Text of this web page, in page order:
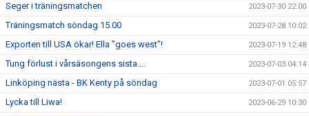
Seger i träningsmatchen 2023-07-30 22:00
Träningsmatch söndag 15.00 2023-07-28 10:02
Exporten till USA ökar! Ella ”goes west”! 2023-07-19 12:48
Tung förlust i vårsäsongens sista.... 2023-07-03 04:14
Linköping nästa - BK Kenty på söndag 2023-07-01 05:57
Lycka till Liwa! 2023-06-29 10:30